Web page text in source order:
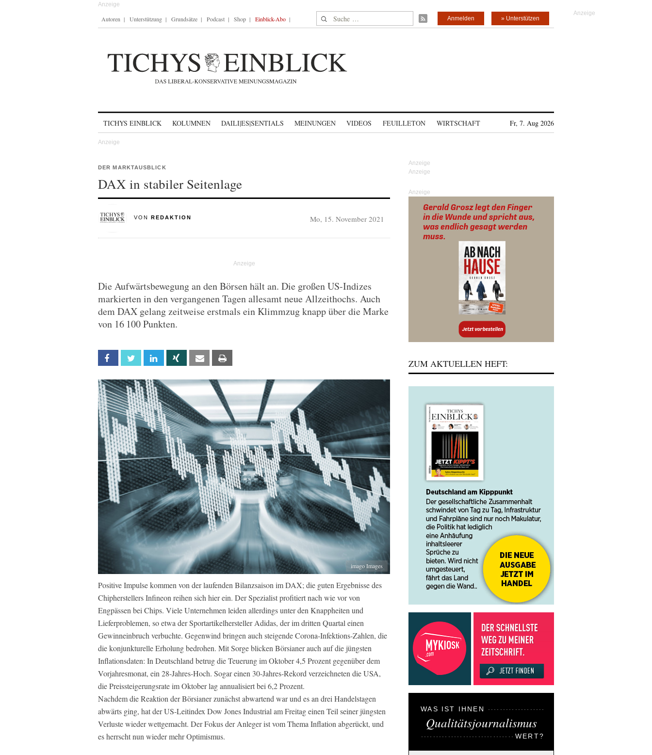
Autoren Unterstützung Grundsätze Podcast Shop Einblick-Abo Suche nach: » Unterstützen
Anmelden
TICHYS EINBLICK KOLUMNEN DAILI|ES|SENTIALS MEINUNGEN VIDEOS FEUILLETON WIRTSCHAFT Fr, 7. Aug 2026
DER MARKTAUSBLICK
DAX in stabiler Seitenlage
VON REDAKTION Mo, 15. November 2021
Die Aufwärtsbewegung an den Börsen hält an. Die großen US-Indizes
markierten in den vergangenen Tagen allesamt neue Allzeithochs. Auch
dem DAX gelang zeitweise erstmals ein Klimmzug knapp über die Marke
von 16 100 Punkten.
Facebook Twitter Linkedin Xing Email
imago Images
Positive Impulse kommen von der laufenden Bilanzsaison im DAX; die guten Ergebnisse des
Chipherstellers Infineon reihen sich hier ein. Der Spezialist profitiert nach wie vor von
Engpässen bei Chips. Viele Unternehmen leiden allerdings unter den Knappheiten und
Lieferproblemen, so etwa der Sportartikelhersteller Adidas, der im dritten Quartal einen
Gewinneinbruch verbuchte. Gegenwind bringen auch steigende Corona-Infektions-Zahlen, die
die konjunkturelle Erholung bedrohen. Mit Sorge blicken Börsianer auch auf die jüngsten
Inflationsdaten: In Deutschland betrug die Teuerung im Oktober 4,5 Prozent gegenüber dem
Vorjahresmonat, ein 28-Jahres-Hoch. Sogar einen 30-Jahres-Rekord verzeichneten die USA,
die Preissteigerungsrate im Oktober lag annualisiert bei 6,2 Prozent.
Nachdem die Reaktion der Börsianer zunächst abwartend war und es an drei Handelstagen
abwärts ging, hat der US-Leitindex Dow Jones Industrial am Freitag einen Teil seiner jüngsten
Verluste wieder wettgemacht. Der Fokus der Anleger ist vom Thema Inflation abgerückt, und
es herrscht nun wieder mehr Optimismus.
Anzeige
ZUM AKTUELLEN HEFT:
WAS IST IHNEN
Qualitätsjournalismus
WERT?